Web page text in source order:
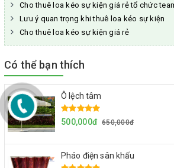
Cho thuê loa kéo sự kiện giá rẻ tổ chức
Lưu ý quan trọng khi thuê loa kéo sự kiện
Cho thuê loa kéo sự kiện giá rẻ
Có thể bạn thích
Ô lệch tâm
500,000đ 650,000đ
Pháo điện sân khấu